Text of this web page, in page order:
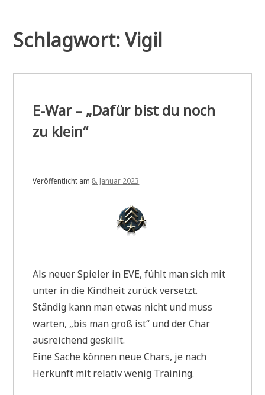
Schlagwort:Vigil
E-War – „Dafür bist du noch
zu klein“
Veröffentlicht am 8. Januar 2023
Als neuer Spieler in EVE, fühlt man sich mit
unter in die Kindheit zurück versetzt.
Ständig kann man etwas nicht und muss
warten, „bis man groß ist“ und der Char
ausreichend geskillt.
Eine Sache können neue Chars, je nach
Herkunft mit relativ wenig Training.